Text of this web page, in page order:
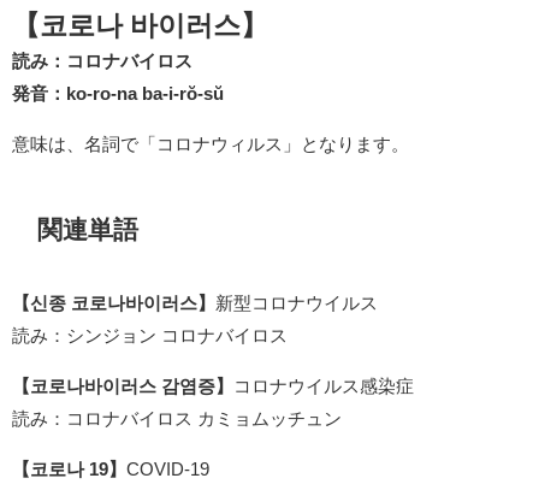
【코로나 바이러스】
読み：コロナバイロス
発音：ko-ro-na ba-i-rŏ-sŭ
意味は、名詞で「コロナウィルス」となります。
関連単語
【신종 코로나바이러스】 新型コロナウイルス
読み：シンジョン コロナバイロス
【코로나바이러스 감염증】
コロナウイルス感染症
読み：コロナバイロス カミョムッチュン
【코로나 19】 COVID-19